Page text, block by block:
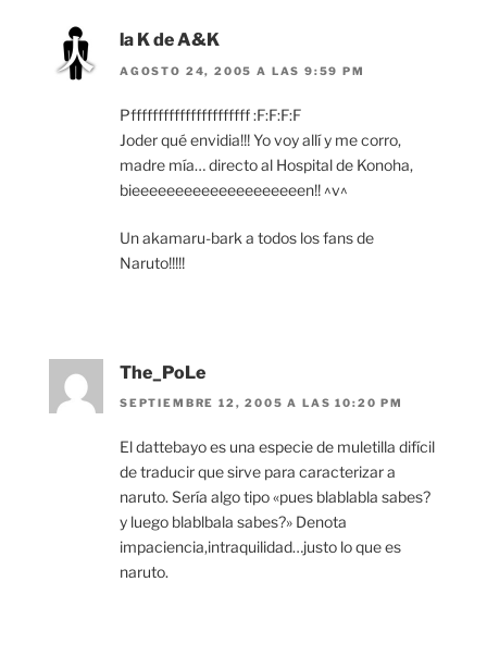
la K de A&K
AGOSTO 24, 2005 A LAS 9:59 PM
Pffffffffffffffffffffff :F:F:F:F
Joder qué envidia!!! Yo voy allí y me corro,
madre mía… directo al Hospital de Konoha,
bieeeeeeeeeeeeeeeeeeeen!! ^v^
Un akamaru-bark a todos los fans de
Naruto!!!!!
The_PoLe
SEPTIEMBRE 12, 2005 A LAS 10:20 PM
El dattebayo es una especie de muletilla difícil
de traducir que sirve para caracterizar a
naruto. Sería algo tipo «pues blablabla sabes?
y luego blablbala sabes?» Denota
impaciencia,intraquilidad…justo lo que es
naruto.